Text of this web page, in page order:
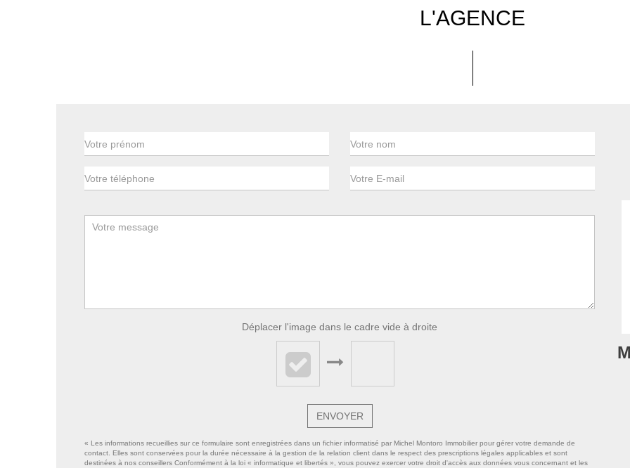
L'AGENCE
Déplacer l'image dans le cadre vide à droite
ENVOYER
« Les informations recueillies sur ce formulaire sont enregistrées dans un fichier informatisé par Michel Montoro Immobilier pour gérer votre demande de
contact. Elles sont conservées pour la durée nécessaire à la gestion de la relation client dans le respect des prescriptions légales applicables et sont
destinées à nos conseillers Conformément à la loi « informatique et libertés », vous pouvez exercer votre droit d'accès aux données vous concernant et les